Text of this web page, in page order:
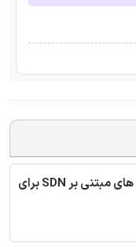
ترجمه مقاله امنیت انتقال داده های مبتنی بر SDN برای